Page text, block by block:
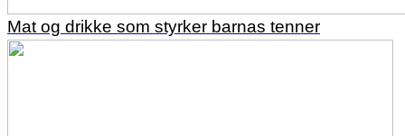
Mat og drikke som styrker barnas tenner